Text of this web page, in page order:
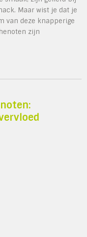
Maar wist je dat je
van deze knapperige
zijn